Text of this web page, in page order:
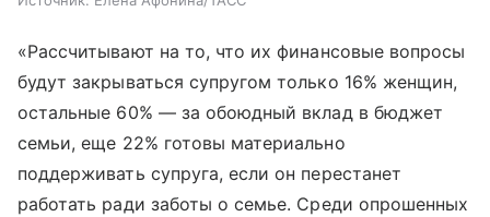
«Рассчитывают на то, что их финансовые вопросы
будут закрываться супругом только 16% женщин,
остальные 60% — за обоюдный вклад в бюджет
семьи, еще 22% готовы материально
поддерживать супруга, если он перестанет
работать ради заботы о семье. Среди опрошенных